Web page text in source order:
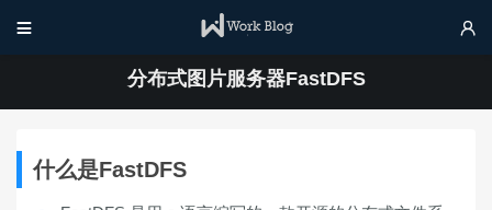
 
分布式图片服务器FastDFS
什么是FastDFS